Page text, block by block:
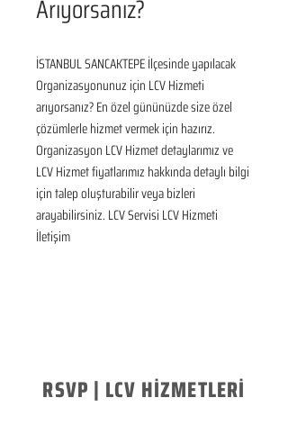
Arıyorsanız?
İSTANBUL SANCAKTEPE İlçesinde yapılacak
Organizasyonunuz için LCV Hizmeti
arıyorsanız? En özel gününüzde size özel
çözümlerle hizmet vermek için hazırız.
Organizasyon LCV Hizmet detaylarımız ve
LCV Hizmet fiyatlarımız hakkında detaylı bilgi
için talep oluşturabilir veya bizleri
arayabilirsiniz. LCV Servisi LCV Hizmeti
İletişim
RSVP | LCV HİZMETLERİ